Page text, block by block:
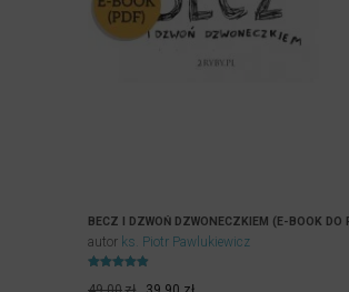
BECZ I DZWOŃ DZWONECZKIEM (E-BOOK DO
autor ks. Piotr Pawlukiewicz
4.90